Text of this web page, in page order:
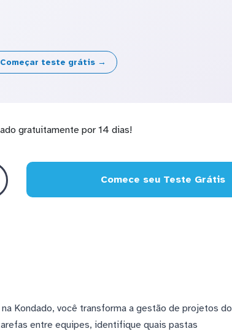
Começar teste grátis →
gratuitamente por 14 dias!
Comece seu Teste Grátis
Kondado, você transforma a gestão de projetos do
entre equipes, identifique quais pastas